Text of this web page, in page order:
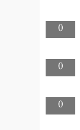
0
0
0